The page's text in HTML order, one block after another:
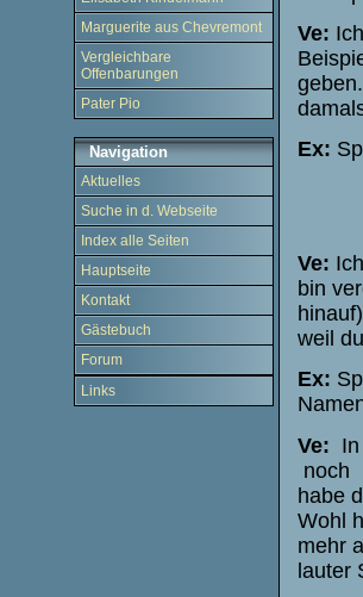
Marguerite aus Chevremont
Vergleichbare
Offenbarungen
Pater Pio
Navigation
Aktuelles
Suche in d. Webseite
Index alle Seiten
Hauptseite
Kontakt
Gästebuch
Forum
Links
Ve:
Ex:
Ve:
bin
weil
Ex:
Ve:
noch
habe
Wohl
mehr
lauter